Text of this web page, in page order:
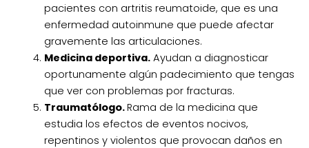
pacientes con artritis reumatoide, que es una
enfermedad autoinmune que puede afectar
gravemente las articulaciones.
Medicina deportiva.Ayudan a diagnosticar
oportunamente algún padecimiento que tengas
que ver con problemas por fracturas.
Traumatólogo.Rama de la medicina que
estudia los efectos de eventos nocivos,
repentinos y violentos que provocan daños en